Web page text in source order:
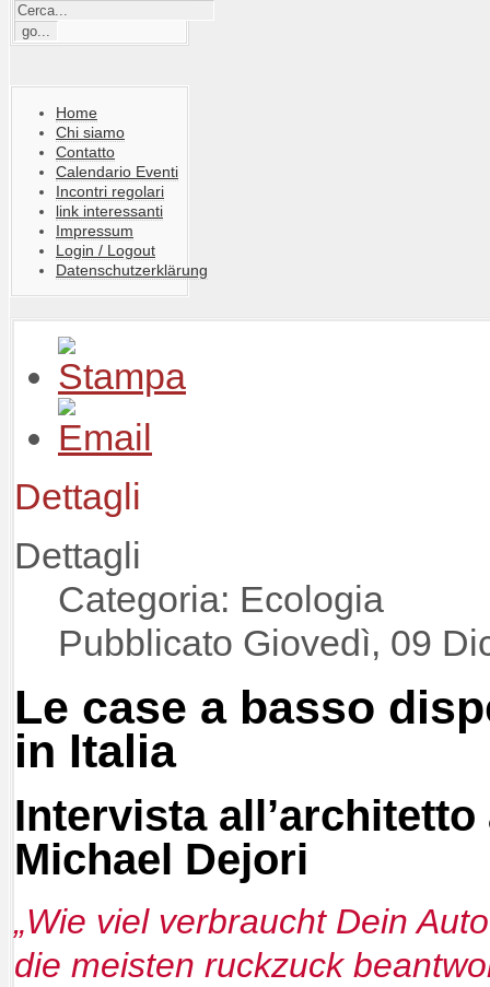
Home
Chi siamo
Contatto
Calendario Eventi
Incontri regolari
link interessanti
Impressum
Login / Logout
Datenschutzerklärung
Dettagli
Dettagli
Categoria: Ecologia
Pubblicato Giovedì, 09
Le case a basso
in Italia
Intervista
Michael Dejori
„Wie viel verbraucht Dein
die meisten ruckzuck